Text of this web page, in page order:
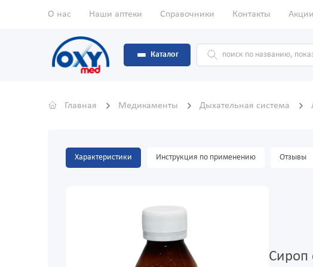
О нас Наши аптеки Справочники Контакты
Каталог
Главная Медикаменты Дыхательная система
Характеристики Инструкция по применению Отзывы
Сироп